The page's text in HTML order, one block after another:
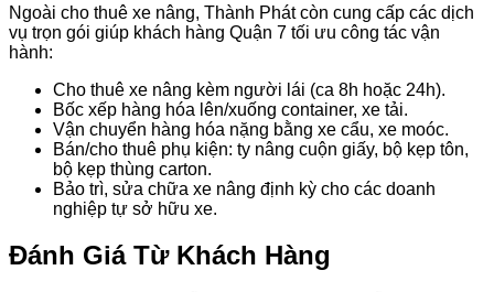
Ngoài cho thuê xe nâng, Thành Phát còn cung cấp các dịch
vụ trọn gói giúp khách hàng Quận 7 tối ưu công tác vận
hành:
Cho thuê xe nâng kèm người lái (ca 8h hoặc 24h).
Bốc xếp hàng hóa lên/xuống container, xe tải.
Vận chuyển hàng hóa nặng bằng xe cẩu, xe moóc.
Bán/cho thuê phụ kiện: ty nâng cuộn giấy, bộ kẹp tôn,
bộ kẹp thùng carton.
Bảo trì, sửa chữa xe nâng định kỳ cho các doanh
nghiệp tự sở hữu xe.
Đánh Giá Từ Khách Hàng